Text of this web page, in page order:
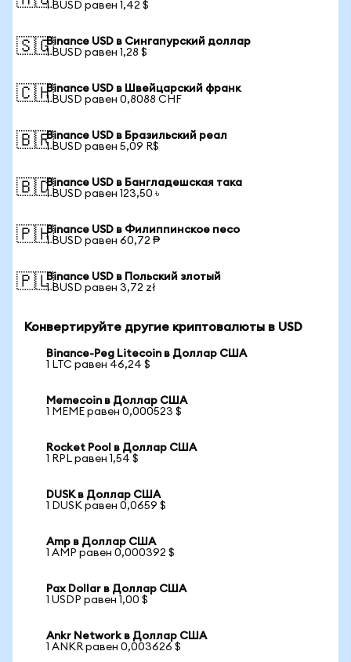
1 BUSD равен 1,42 $
🇸🇬Binance USD в Сингапурский доллар
1 BUSD равен 1,28 $
🇨🇭Binance USD в Швейцарский франк
1 BUSD равен 0,8088 CHF
🇧🇷Binance USD в Бразильский реал
1 BUSD равен 5,09 R$
🇧🇩Binance USD в Бангладешская така
1 BUSD равен 123,50 ৳
🇵🇭Binance USD в Филиппинское песо
1 BUSD равен 60,72 ₱
🇵🇱Binance USD в Польский злотый
1 BUSD равен 3,72 zł
Конвертируйте другие криптовалюты в USD
Binance-Peg Litecoin в Доллар США
1 LTC равен 46,24 $
Memecoin в Доллар США
1 MEME равен 0,000523 $
Rocket Pool в Доллар США
1 RPL равен 1,54 $
DUSK в Доллар США
1 DUSK равен 0,0659 $
Amp в Доллар США
1 AMP равен 0,000392 $
Pax Dollar в Доллар США
1 USDP равен 1,00 $
Ankr Network в Доллар США
1 ANKR равен 0,003626 $